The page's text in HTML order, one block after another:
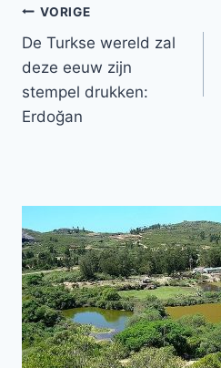
Bericht
navigatie
VORIGE
De Turkse wereld zal
deze eeuw zijn
stempel drukken:
Erdoğan